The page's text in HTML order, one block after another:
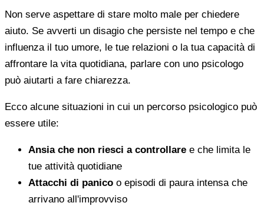
Non serve aspettare di stare molto male per chiedere
aiuto. Se avverti un disagio che persiste nel tempo e che
influenza il tuo umore, le tue relazioni o la tua capacità di
affrontare la vita quotidiana, parlare con uno psicologo
può aiutarti a fare chiarezza.
Ecco alcune situazioni in cui un percorso psicologico può
essere utile:
Ansia che non riesci a controllare e che limita le
tue attività quotidiane
Attacchi di panico o episodi di paura intensa che
arrivano all'improvviso